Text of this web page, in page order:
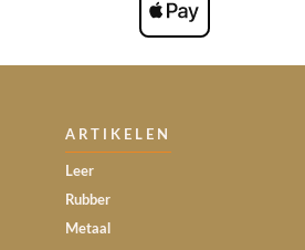
ARTIKELEN
Leer
Rubber
Metaal